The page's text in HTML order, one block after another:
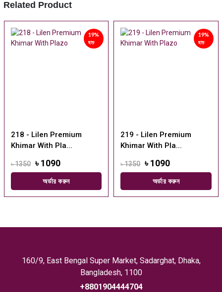
Related Product
19%
ছাড়
218 - Lilen Premium
Khimar With Pla...
৳ 1350 ৳ 1090
অর্ডার করুন
19%
ছাড়
219 - Lilen Premium
Khimar With Pla...
৳ 1350 ৳ 1090
অর্ডার করুন
160/9, East Bengal Super Market, Sadarghat, Dhaka,
Bangladesh, 1100
+8801904444704